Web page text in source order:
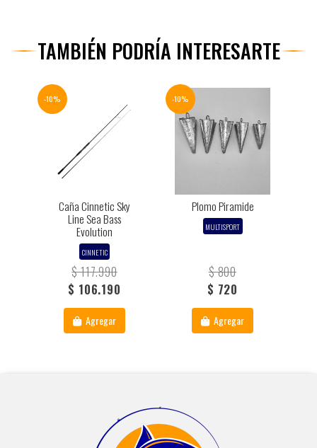
TAMBIÉN PODRÍA INTERESARTE
-10%
Caña Cinnetic Sky
Line Sea Bass
Evolution
CINNETIC
$ 117.990
$ 106.190
Agregar
-10%
Plomo Piramide
MULTISPORT
$ 800
$ 720
Agregar